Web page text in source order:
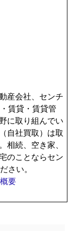
産会社、センチ
賃貸・賃貸管
に取り組んでい
自社買取）は取
相続、空き家、
のことならセン
さい。
要